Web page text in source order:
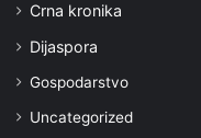
Crna kronika
Dijaspora
Gospodarstvo
Uncategorized